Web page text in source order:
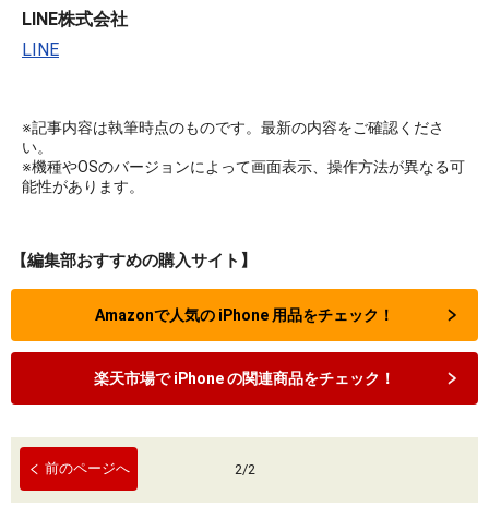
LINE株式会社
LINE
※記事内容は執筆時点のものです。最新の内容をご確認くださ
い。
※機種やOSのバージョンによって画面表示、操作方法が異なる可
能性があります。
【編集部おすすめの購入サイト】
Amazonで人気の iPhone 用品をチェック！
楽天市場で iPhone の関連商品をチェック！
前のページへ 2/2